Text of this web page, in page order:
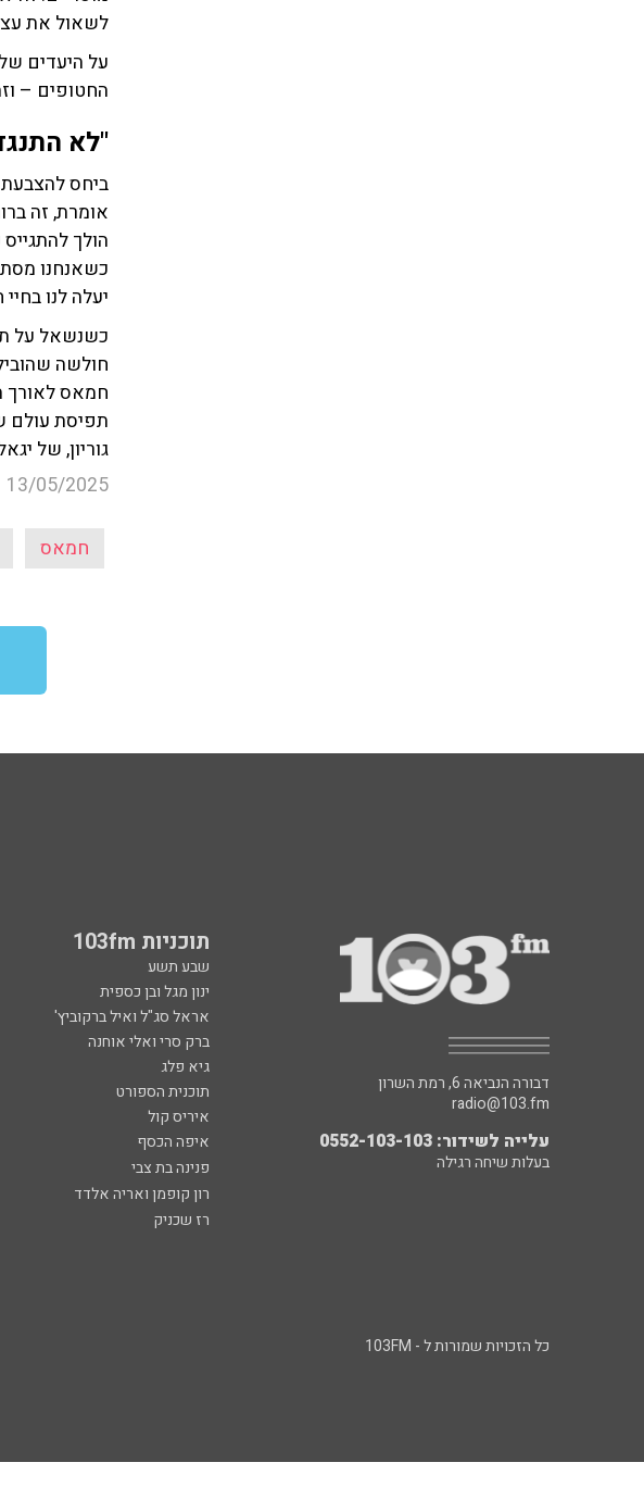
לשאול את
על היעדים
החטופים –
"לא
ביחס
אומרת, זה
הולך
כשאנחנו
יעלה לנו
כשנשאל על
חמאס לאורך
תפיסת עולם
גוריון, של
13/05/2025
חמאס
תוכניות 103fm
שבע תשע
ינון מגל ובן כספית
אראל סג"ל ואיל ברקוביץ'
ברק סרי ואלי אוחנה
גיא פלג
תוכנית הספורט
איריס קול
איפה הכסף
פנינה בת צבי
רון קופמן ואריה אלדד
רז שכניק
דבורה הנביאה 6, רמת השרון
radio@103.fm
עלייה לשידור: 0552-103-103
בעלות שיחה רגילה
כל הזכויות שמורות ל - 103FM